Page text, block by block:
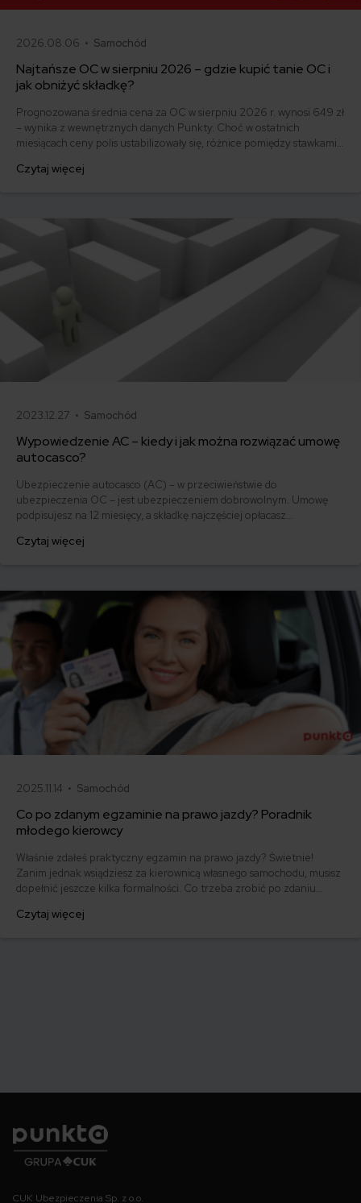
2026.08.06 • Samochód
Najtańsze OC w sierpniu 2026 – gdzie kupić tanie OC i
jak obniżyć składkę?
Prognozowana średnia cena za OC w sierpniu 2026 r. wynosi 649 zł
– wynika z wewnętrznych danych Punkty. Choć w ostatnich
miesiącach ceny polis ustabilizowały się, różnice pomiędzy stawkami
500 zł, inni – powyżej 1500 zł. Gdzie znaleźć najtańsze OC w Polsce
Czytaj więcej
2023.12.27 • Samochód
Wypowiedzenie AC – kiedy i jak można rozwiązać umowę
autocasco?
Ubezpieczenie autocasco (AC) – w przeciwieństwie do
ubezpieczenia OC – jest ubezpieczeniem dobrowolnym. Umowę
podpisujesz na 12 miesięcy, a składkę najczęściej opłacasz
ofertę lub zdecydowałeś się sprzedać samochód w trakcie trwania
Czytaj więcej
2025.11.14 • Samochód
Co po zdanym egzaminie na prawo jazdy? Poradnik
młodego kierowcy
Właśnie zdałeś praktyczny egzamin na prawo jazdy? Świetnie!
Zanim jednak wsiądziesz za kierownicą własnego samochodu, musisz
dopełnić jeszcze kilka formalności. Co trzeba zrobić po zdaniu
którym szybko załatwisz sprawy urzędowe i będziesz mógł prowadzić
Czytaj więcej
CUK Ubezpieczenia Sp. z o.o.